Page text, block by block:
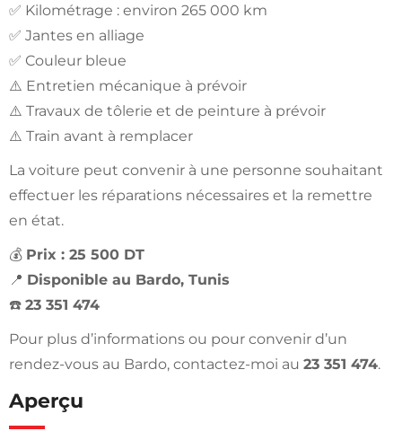
✅ Kilométrage : environ 265 000 km
✅ Jantes en alliage
✅ Couleur bleue
⚠️ Entretien mécanique à prévoir
⚠️ Travaux de tôlerie et de peinture à prévoir
⚠️ Train avant à remplacer
La voiture peut convenir à une personne souhaitant
effectuer les réparations nécessaires et la remettre
en état.
💰 Prix : 25 500 DT
📍 Disponible au Bardo, Tunis
☎️ 23 351 474
Pour plus d’informations ou pour convenir d’un
rendez-vous au Bardo, contactez-moi au 23 351 474.
Aperçu